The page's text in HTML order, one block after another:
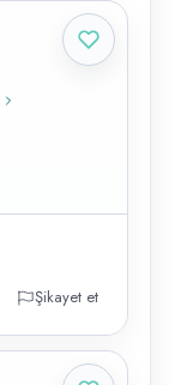
Şikayet et